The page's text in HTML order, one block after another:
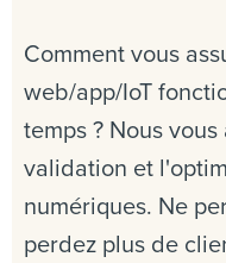
Comment vous
web/app/IoT
temps ? Nous
validation et
numériques. Ne
perdez plus de